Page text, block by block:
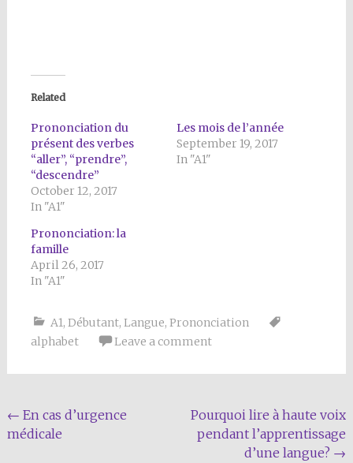
Related
Prononciation du
présent des verbes
“aller”, “prendre”,
“descendre”
October 12, 2017
In "A1"
Les mois de l’année
September 19, 2017
In "A1"
Prononciation: la
famille
April 26, 2017
In "A1"
A1, Débutant, Langue, Prononciation
alphabet
Leave a comment
Post
navigation
← En cas d’urgence
médicale
Pourquoi lire à haute voix
pendant l’apprentissage
d’une langue? →